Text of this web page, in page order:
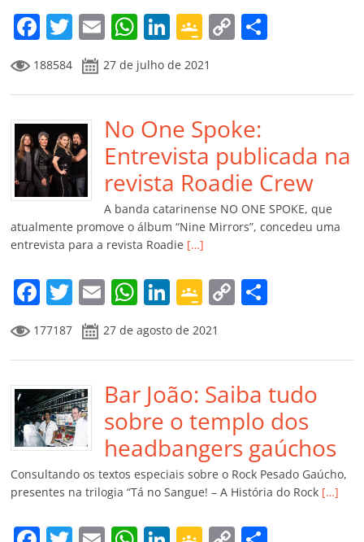
m
F
a
c
e
b
o
o
k
T
w
itt
er
E
m
ai
l
W
h
at
s
A
p
p
Li
n
k
e
dI
n
G
o
o
gl
e
Cl
a
ss
ro
o
m
C
y
Li
n
k
p
til
h
ar
188584 27 de julho de 2021
No One Spoke:
Entrevista publicada na
revista Roadie Crew
A banda catarinense NO ONE SPOKE, que
atualmente promove o álbum “Nine Mirrors”, concedeu uma
entrevista para a revista Roadie […]
F
a
c
e
b
o
o
k
T
w
itt
er
E
m
ai
l
W
at
s
A
p
p
Li
n
k
e
dI
n
G
o
o
gl
e
Cl
a
ss
ro
o
C
y
Li
n
k
p
ar
til
h
ar
177187 27 de agosto de 2021
Bar João: Saiba tudo
sobre o templo dos
headbangers gaúchos
Consultando os textos especiais sobre o Rock Pesado Gaúcho,
presentes na trilogia “Tá no Sangue! – A História do Rock […]